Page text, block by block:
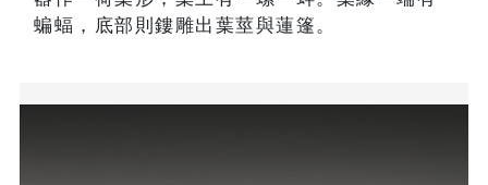
蝙蝠，底部則鏤雕出葉莖與蓮篷。